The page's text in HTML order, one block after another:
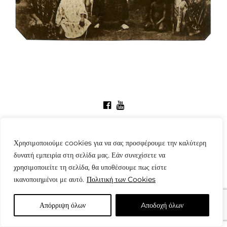
Χρησιμοποιούμε cookies για να σας προσφέρουμε την καλύτερη
δυνατή εμπειρία στη σελίδα μας. Εάν συνεχίσετε να
χρησιμοποιείτε τη σελίδα, θα υποθέσουμε πως είστε
ικανοποιημένοι με αυτό. Πολιτική των Cookies
Απόρριψη όλων Aποδοχή όλων